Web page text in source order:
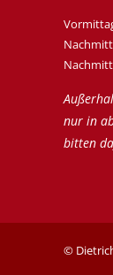
nur in
bitten
©